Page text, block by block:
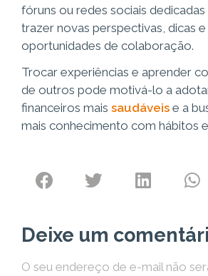
fóruns ou redes sociais
trazer novas perspectivas, dicas
oportunidades de colaboração.
Trocar experiências e aprender
de outros pode motivá-lo a
financeiros mais saudáveis e a
mais conhecimento com hábitos
Deixe um
O seu endereço de e-mail não